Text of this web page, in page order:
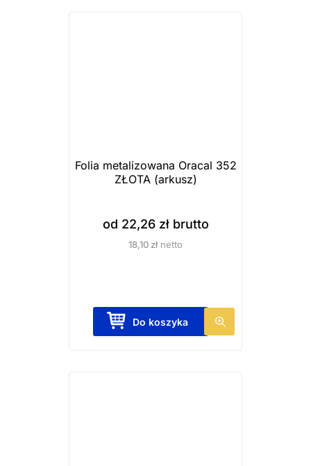
Folia metalizowana Oracal 352
ZŁOTA (arkusz)
od 22,26 złbrutto
18,10 złnetto
Do koszyka